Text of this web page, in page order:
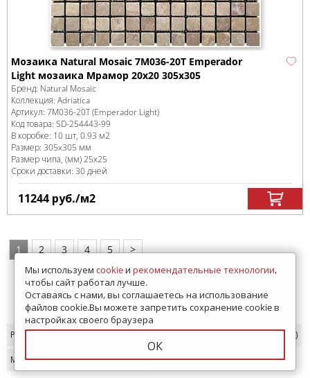
Мозаика Natural Mosaic 7M036-20T Emperador
Light мозаика Мрамор 20х20 305х305
Бренд: Natural Mosaic
Коллекция: Adriatica
Артикул: 7M036-20T (Emperador Light)
Код товара: SD-254443-99
В коробке: 10 шт, 0.93 м2
Размер: 305x305 мм
Размер чипа, (мм)25х25
Сроки доставки: 30 дней
11244 руб./м2
1 2 3 4 5 >
Показать еще 34
Растяжка (1) Каменная (16)
Матовая (57)
Мы используем cookieи рекомендательные технологии,
чтобы сайт работал лучше.
Оставаясь с нами, вы соглашаетесь на использование
файлов cookie.Вы можете запретить сохранение cookie в
настройках своего браузера
ОК